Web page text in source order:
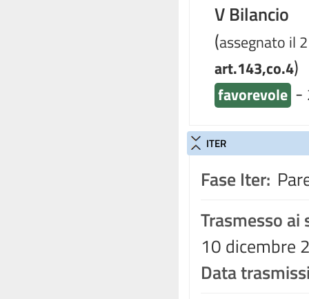
V Bilancio
(assegnato il
art.143,co.4)
favorevole -
ITER
Fase Iter:
Trasmesso ai
10 dicembre
Data